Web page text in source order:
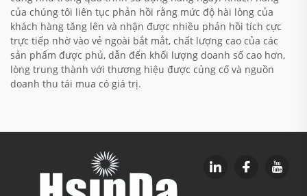
của chúng tôi liên tục phản hồi rằng mức độ hài lòng của
khách hàng tăng lên và nhận được nhiều phản hồi tích cực
trực tiếp nhờ vào vẻ ngoài bắt mắt, chất lượng cao của các
sản phẩm được phủ, dẫn đến khối lượng doanh số cao hơn,
lòng trung thành với thương hiệu được củng cố và nguồn
doanh thu tái mua có giá trị.